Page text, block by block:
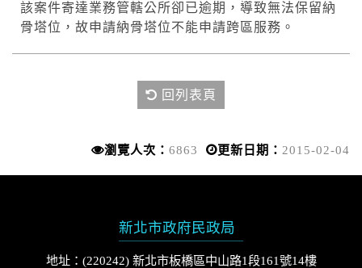
該案件寄達業務管轄公所卻已逾期，導致無法保留納
骨塔位，故申請納骨塔位不能申請跨區服務。
回列表頁
瀏覽人次： 6863 更新日期： 2015-02-04
新北市政府民政局
地址：(220242) 新北市板橋區中山路1段161號14樓